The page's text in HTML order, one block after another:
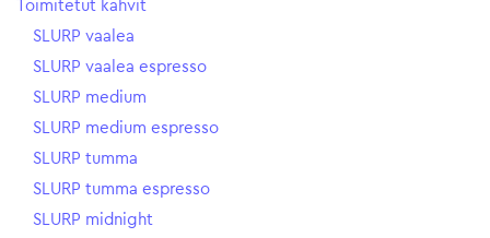
Toimitetut kahvit
SLURP vaalea
SLURP vaalea espresso
SLURP medium
SLURP medium espresso
SLURP tumma
SLURP tumma espresso
SLURP midnight